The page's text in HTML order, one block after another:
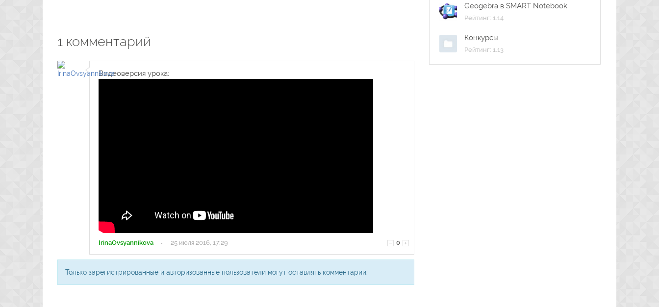
1 комментарий
Видеоверсия урока:
IrinaOvsyannikova · 25 июля 2016, 17:29 0
Только зарегистрированные и авторизованные пользователи могут оставлять комментарии.
Geogebra в SMART Notebook
Рейтинг: 1.14
Конкурсы
Рейтинг: 1.13